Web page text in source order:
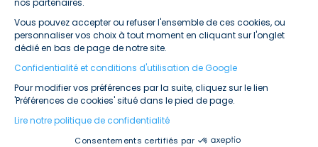
Changer une fenêtre, poser un isolant, installer une
pompe à chaleur… Chaque geste peut être utile. Mais
l’adaptation climatique, c’est surtout adopter une
vision d’ensemble.
Une rénovation globale, ça permet de coordonner les
travaux :
Isolation ;
Vous pouvez accepter ou refuser l'ensemble de ces cookies, ou
personnaliser vos choix à tout moment en cliquant sur l'onglet
dédié en bas de page de notre site.
Confidentialité et conditions d'utilisation de Google
Pour modifier vos préférences par la suite, cliquez sur le lien
'Préférences de cookies' situé dans le pied de page.
Lire notre politique de confidentialité
Consentements certifiés par